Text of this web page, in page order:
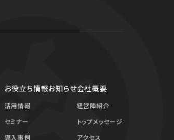
お役立ち情報
活用情報
セミナー
導入事例
お知らせ会社概要
経営陣紹介
トップメッセージ
アクセス